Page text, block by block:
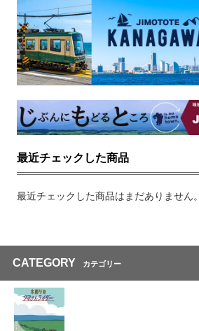
最近チェックした商品
最近チェックした商品はまだありません。
CATEGORY カテゴリー